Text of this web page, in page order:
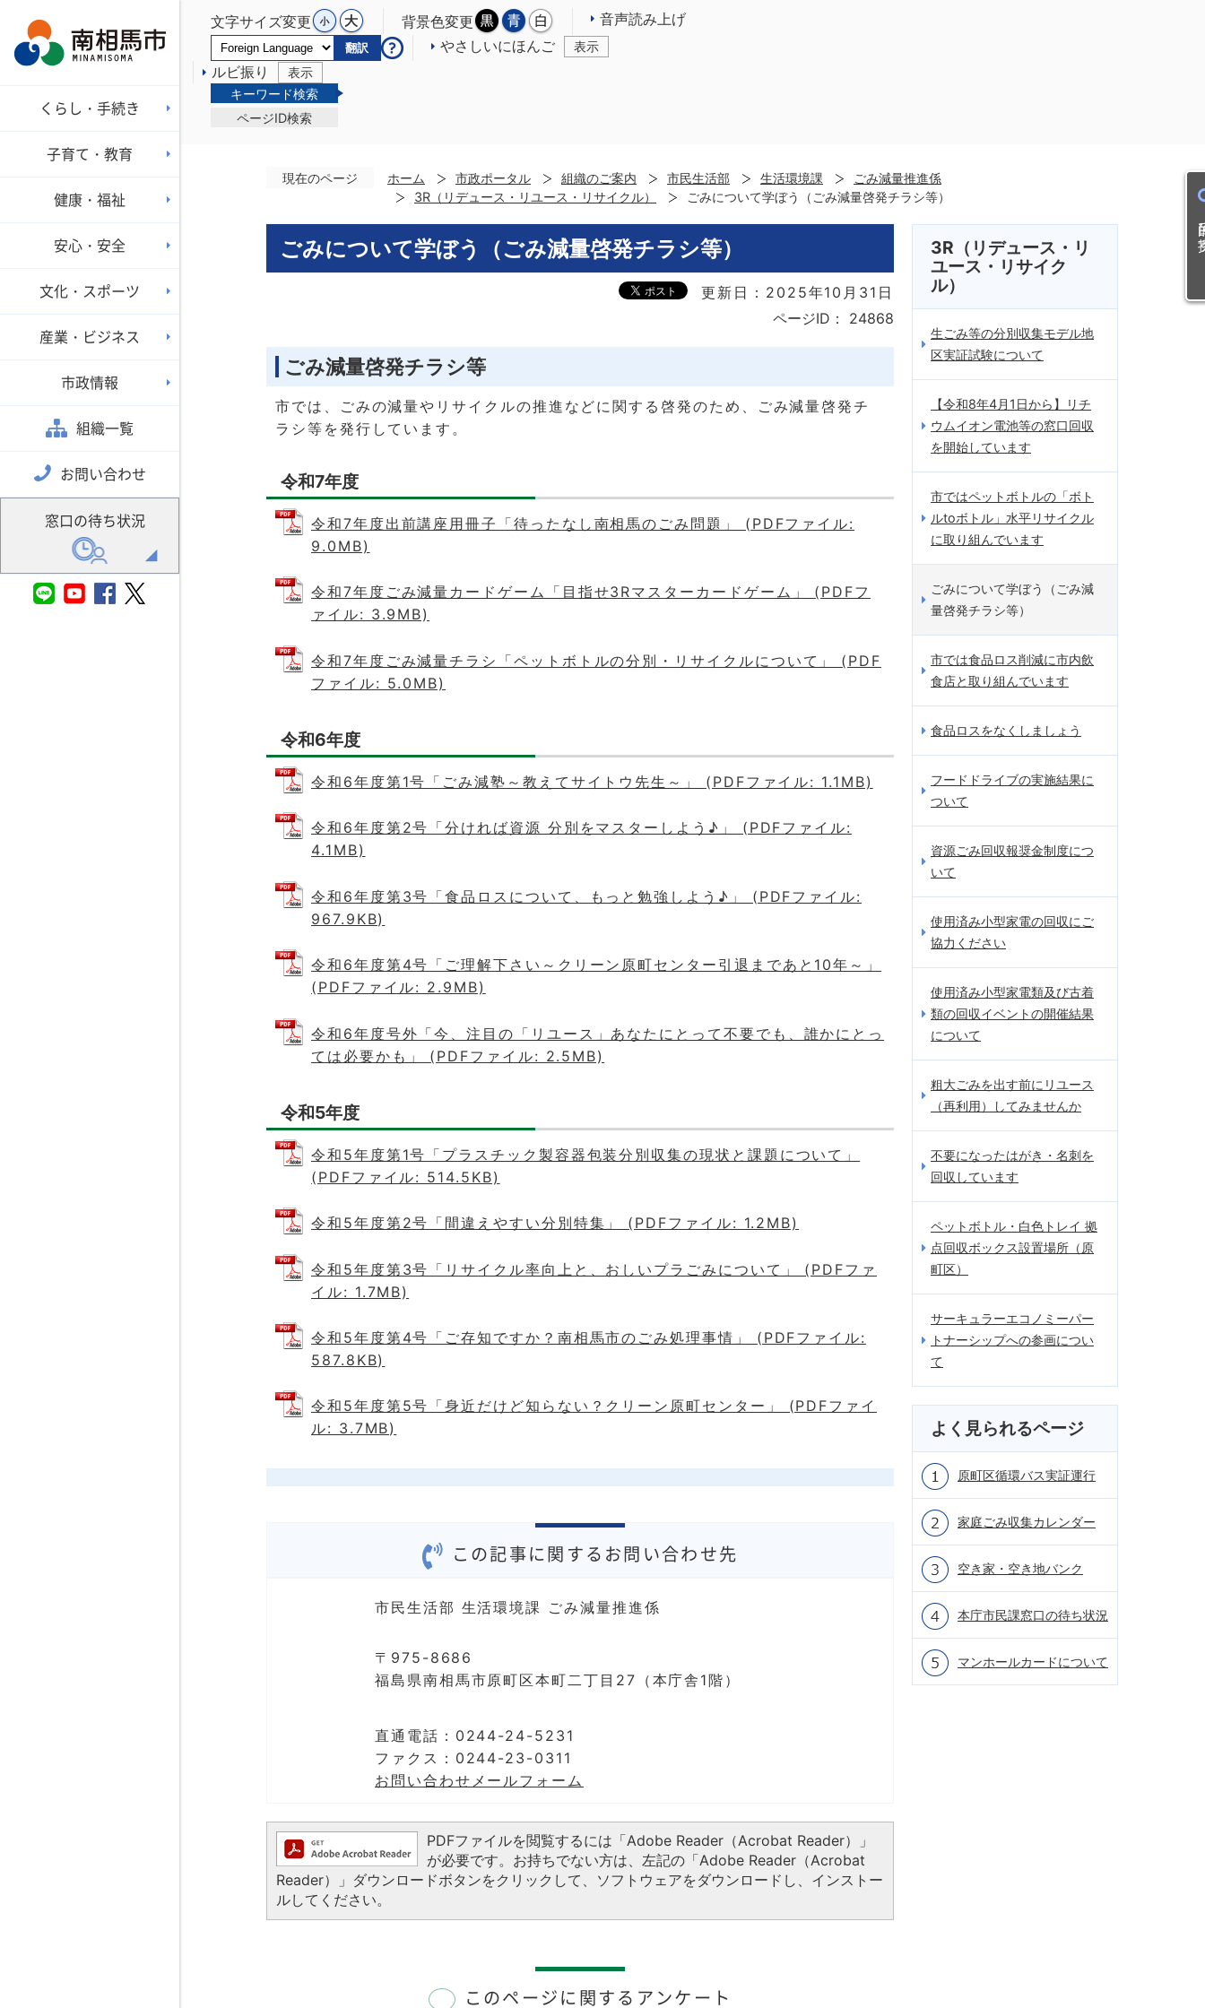
文字サイズ変更 背景色変更 音声読み上げ
翻訳 やさしいにほんご 表示
ルビ振り
表示
キーワード検索
ページID検索
くらし・手続き
子育て・教育
健康・福祉
安心・安全
文化・スポーツ
産業・ビジネス
市政情報
組織一覧
お問い合わせ
窓口の待ち状況
目
現在のページ ホーム 市政ポータル 組織のご案内 市民生活部 生活環境課
ごみ減量推進係
3R（リデュース・リユース・リサイクル）
ごみについて学ぼう（ごみ減量啓発チラシ等）
ごみについて学ぼう（ごみ減量啓発チラシ等）
更新日：2025年10月31日
ページID：
24868
ごみ減量啓発チラシ等
市では、ごみの減量やリサイクルの推進などに関する啓発のため、ごみ減量啓発チ
ラシ等を発行しています。
令和7年度
令和7年度出前講座用冊子「待ったなし南相馬のごみ問題」 (PDFファイル:
9.0MB)
令和7年度ごみ減量カードゲーム「目指せ3Rマスターカードゲーム」 (PDFフ
ァイル: 3.9MB)
令和7年度ごみ減量チラシ「ペットボトルの分別・リサイクルについて」 (PDF
ファイル: 5.0MB)
令和6年度
令和6年度第1号「ごみ減塾～教えてサイトウ先生～」 (PDFファイル: 1.1MB)
令和6年度第2号「分ければ資源 分別をマスターしよう♪」 (PDFファイル:
4.1MB)
令和6年度第3号「食品ロスについて、もっと勉強しよう♪」 (PDFファイル:
967.9KB)
令和6年度第4号「ご理解下さい～クリーン原町センター引退まであと10年～」
(PDFファイル: 2.9MB)
令和6年度号外「今、注目の「リユース」あなたにとって不要でも、誰かにとっ
ては必要かも」 (PDFファイル: 2.5MB)
令和5年度
令和5年度第1号「プラスチック製容器包装分別収集の現状と課題について」
(PDFファイル: 514.5KB)
令和5年度第2号「間違えやすい分別特集」 (PDFファイル: 1.2MB)
令和5年度第3号「リサイクル率向上と、おしいプラごみについて」 (PDFファ
イル: 1.7MB)
令和5年度第4号「ご存知ですか？南相馬市のごみ処理事情」 (PDFファイル:
587.8KB)
令和5年度第5号「身近だけど知らない？クリーン原町センター」 (PDFファイ
ル: 3.7MB)
この記事に関するお問い合わせ先
市民生活部 生活環境課 ごみ減量推進係
〒975-8686
福島県南相馬市原町区本町二丁目27（本庁舎1階）
直通電話：0244-24-5231
ファクス：0244-23-0311
お問い合わせメールフォーム
PDFファイルを閲覧するには「Adobe Reader（Acrobat Reader）」
が必要です。お持ちでない方は、左記の「Adobe Reader（Acrobat
Reader）」ダウンロードボタンをクリックして、ソフトウェアをダウンロードし、インストー
ルしてください。
このページに関するアンケート
3R（リデュース・リ
ユース・リサイク
ル）
生ごみ等の分別収集モデル地
区実証試験について
【令和8年4月1日から】リチ
ウムイオン電池等の窓口回収
を開始しています
市ではペットボトルの「ボト
ルtoボトル」水平リサイクル
に取り組んでいます
ごみについて学ぼう（ごみ減
量啓発チラシ等）
市では食品ロス削減に市内飲
食店と取り組んでいます
食品ロスをなくしましょう
フードドライブの実施結果に
ついて
資源ごみ回収報奨金制度につ
いて
使用済み小型家電の回収にご
協力ください
使用済み小型家電類及び古着
類の回収イベントの開催結果
について
粗大ごみを出す前にリユース
（再利用）してみませんか
不要になったはがき・名刺を
回収しています
ペットボトル・白色トレイ 拠
点回収ボックス設置場所（原
町区）
サーキュラーエコノミーパー
トナーシップへの参画につい
て
よく見られるページ
原町区循環バス実証運行
家庭ごみ収集カレンダー
空き家・空き地バンク
本庁市民課窓口の待ち状況
マンホールカードについて